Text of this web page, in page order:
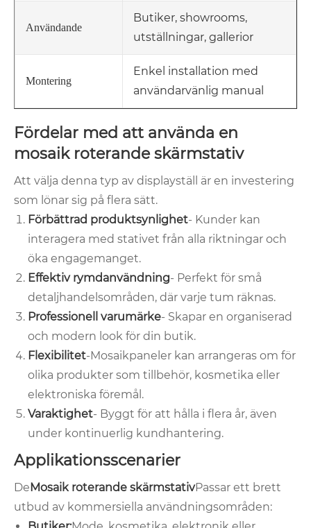
Användande
Butiker, showrooms,
utställningar, gallerior
Montering
Enkel installation med
användarvänlig manual
Fördelar med att använda en
mosaik roterande skärmstativ
Att välja denna typ av displayställ är en investering
som lönar sig på flera sätt.
Förbättrad produktsynlighet- Kunder kan
interagera med stativet från alla riktningar och
öka engagemanget.
Effektiv rymdanvändning- Perfekt för små
detaljhandelsområden, där varje tum räknas.
Professionell varumärke- Skapar en organiserad
och modern look för din butik.
Flexibilitet-Mosaikpaneler kan arrangeras om för
olika produkter som tillbehör, kosmetika eller
elektroniska föremål.
Varaktighet- Byggt för att hålla i flera år, även
under kontinuerlig kundhantering.
Applikationsscenarier
DeMosaik roterande skärmstativPassar ett brett
utbud av kommersiella användningsområden: